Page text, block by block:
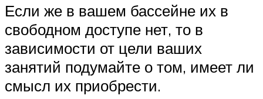
Если же в вашем бассейне их в
свободном доступе нет, то в
зависимости от цели ваших
занятий подумайте о том, имеет ли
смысл их приобрести.